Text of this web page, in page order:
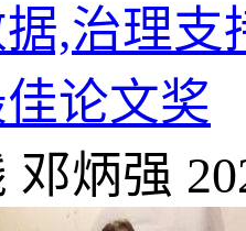
,治理
论文奖
邓炳强